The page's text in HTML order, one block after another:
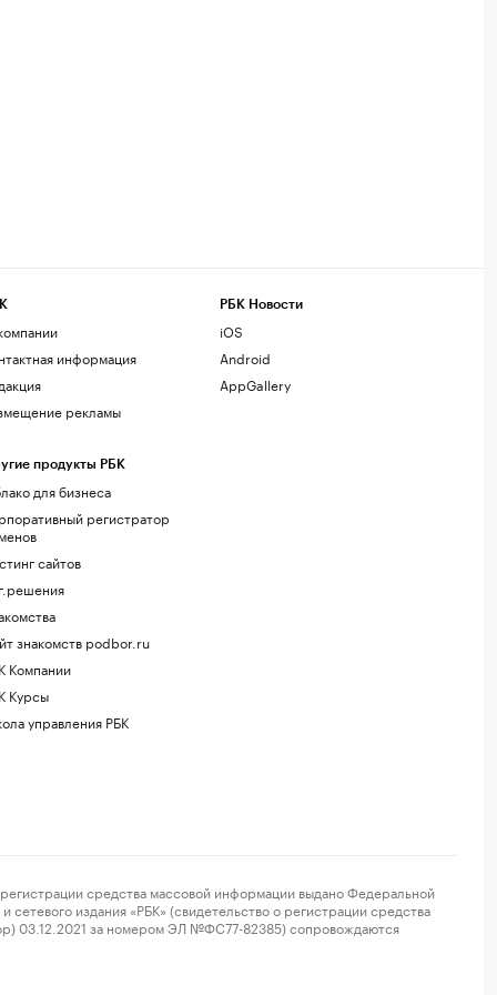
информация
рекламы
продукты РБК
для бизнеса
регистратор
сайтов
знакомств podbor.ru
Компании
Курсы
управления РБК
РБК Новости
iOS
Android
AppGallery
средства массовой информации выдано Федеральной
издания «РБК» (свидетельство о регистрации средства
03.12.2021 за номером ЭЛ №ФС77-82385) сопровождаются